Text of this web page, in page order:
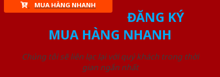
MUA HÀNG NHANH
ĐĂNG KÝ
MUA HÀNG NHANH
Chúng tôi sẽ liên lạc lại với quý khách trong thời
gian ngắn nhất